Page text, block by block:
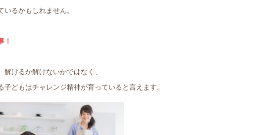
るかもしれません。
！
けるか解けないかではなく、
どもはチャレンジ精神が育っていると言えます。